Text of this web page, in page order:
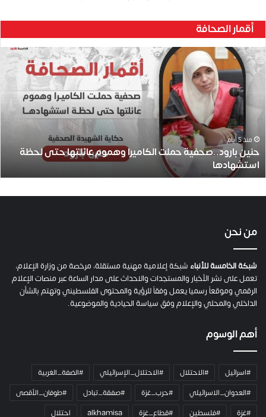
أقمار الصحافة
ح
ن
.
منذ 5 أيام
حنين بارود..صحفية حملت الكاميرا وهموم عائلتها حتى لحظة
استشهادها
من نحن
شبكة الخامسة للأنباء شبكة إعلامية مهنية مستقلة، مرخصة من وزارة الإعلام،
تعمل على نشر الأخبار والمستجدات والاحداث على مدار الساعة عبر منصات الإعلام
الرقمي وموقعاً رسميا يعمل وفقاً للرؤية والمحتوى الفلسطيني وتهتم بالشأن
الداخلي والمحلي والإعلام وفق سياسة الحيادية والموضوعية.
أهم الوسوم
#اسرائيل #الاحتلال #الاحتلال_الإسرائيلي
#الضفة_الغربية
#العدوان_الاسرائيلي
#حرب_غزة #صفقة_تبادل
#طوفان_الأقصى
#غزة
#فلسطين #قطاع_غزة alkhamisa احتلال